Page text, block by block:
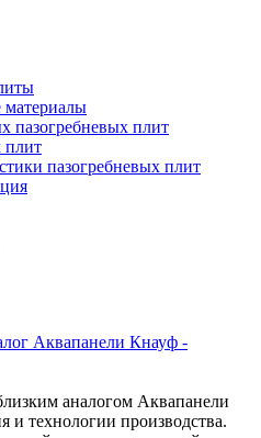
материалы
пазогребневых плит
плит
пазогребневых плит
Аквапанели Кнауф -
аналогом Аквапанели
и технологии производства.